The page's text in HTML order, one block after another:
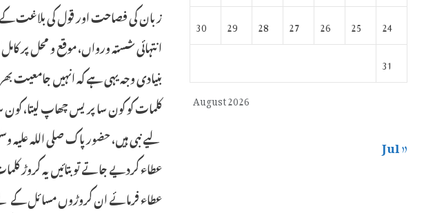
زبان کی فصاحت اور قول کی بلاغت کے
انتہائی شستہ ورواں، موقع و محل پر
بنیادی وجہ یہی ہے کہ انہیں جامعیت
کلمات کو کون سا پریس چھاپ لیتا، کون
لیے نبی ہیں، حضور پاک صلی اللہ
عطاء کردیے جاتے تو بتائیں یہ کروڑ
عطاء فرمائے ان کروڑوں مسائل کے
August 2026
24
25
26
27
28
29
30
31
« Jul